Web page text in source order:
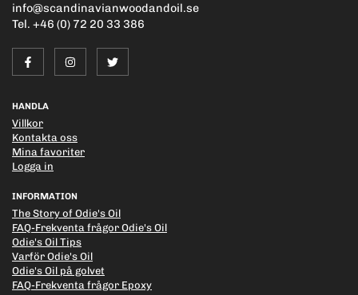
info@scandinavianwoodandoil.se
Tel. +46 (0) 72 20 33 386
HANDLA
Villkor
Kontakta oss
Mina favoriter
Logga in
INFORMATION
The Story of Odie's Oil
FAQ-Frekventa frågor Odie's Oil
Odie's Oil Tips
Varför Odie's Oil
Odie's Oil på golvet
FAQ-Frekventa frågor Epoxy